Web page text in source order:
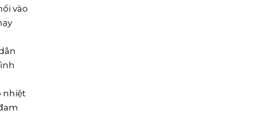
vào
nhiệt